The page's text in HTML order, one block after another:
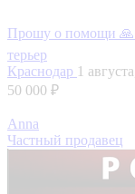
Прошу о помощи 🙏
терьер
Краснодар 1
50 000 ₽
Anna
Частный продавец